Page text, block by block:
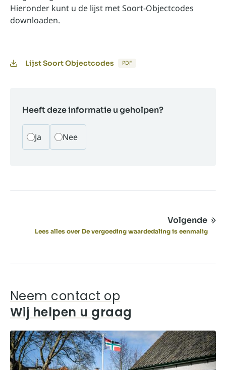
Hieronder kunt u de lijst met Soort-Objectcodes
downloaden.
Lijst Soort Objectcodes PDF
Heeft deze informatie u geholpen?
Ja Nee
Volgende
Lees alles over De vergoeding waardedaling is eenmalig
Neem contact op
Wij helpen u graag